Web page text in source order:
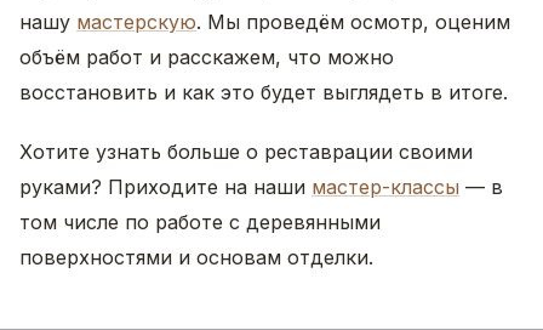
нашу мастерскую. Мы проведём осмотр, оценим
объём работ и расскажем, что можно
восстановить и как это будет выглядеть в итоге.
Хотите узнать больше о реставрации своими
руками? Приходите на наши мастер-классы — в
том числе по работе с деревянными
поверхностями и основам отделки.